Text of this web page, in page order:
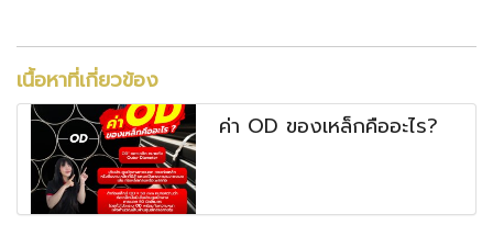
เนื้อหาที่เกี่ยวข้อง
ค่า OD ของเหล็กคืออะไร?